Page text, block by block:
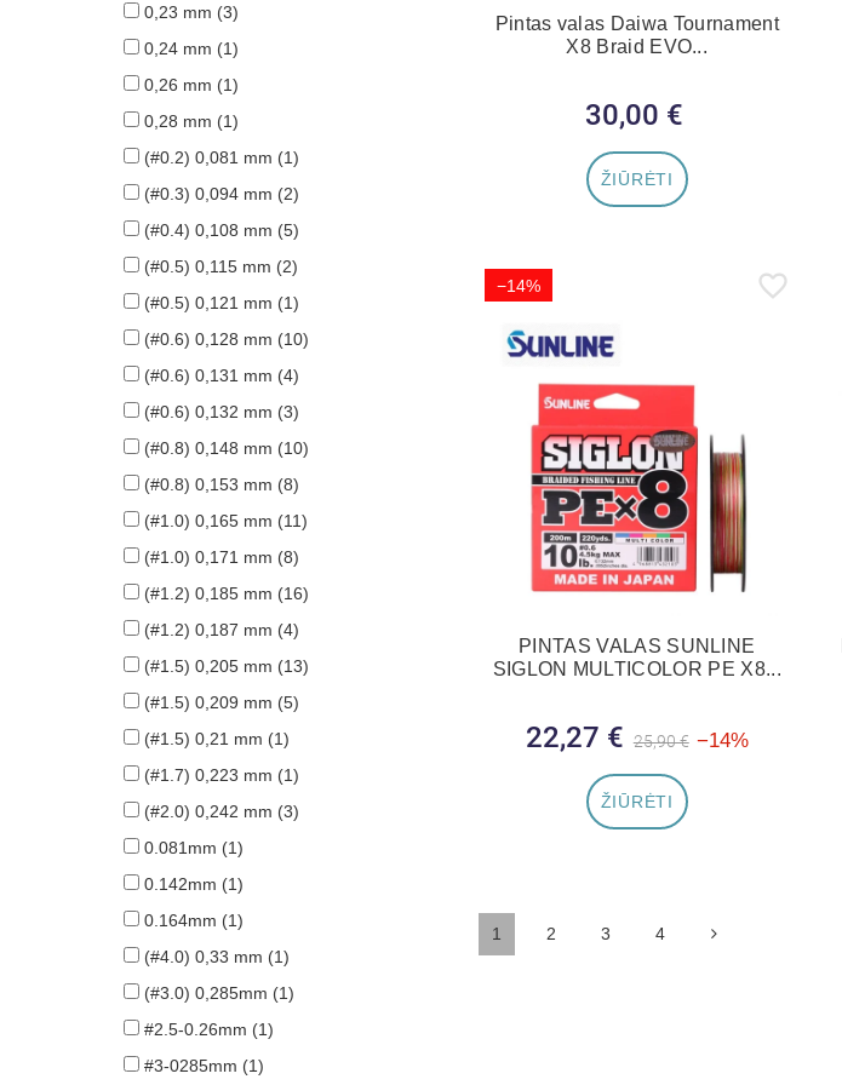
Pintas valas Daiwa Tournament
X8 Braid EVO...
Kaina
30,00 €
ŽIŪRĖTI
−14%
PINTAS VALAS SUNLINE
SIGLON MULTICOLOR PE X8...
Bazinė kaina
25,90 € −14%
22,27 €
ŽIŪRĖTI
1 2 3 4
0,23 mm (3)
0,24 mm (1)
0,26 mm (1)
0,28 mm (1)
(#0.2) 0,081 mm (1)
(#0.3) 0,094 mm (2)
(#0.4) 0,108 mm (5)
(#0.5) 0,115 mm (2)
(#0.5) 0,121 mm (1)
(#0.6) 0,128 mm (10)
(#0.6) 0,131 mm (4)
(#0.6) 0,132 mm (3)
(#0.8) 0,148 mm (10)
(#0.8) 0,153 mm (8)
(#1.0) 0,165 mm (11)
(#1.0) 0,171 mm (8)
(#1.2) 0,185 mm (16)
(#1.2) 0,187 mm (4)
(#1.5) 0,205 mm (13)
(#1.5) 0,209 mm (5)
(#1.5) 0,21 mm (1)
(#1.7) 0,223 mm (1)
(#2.0) 0,242 mm (3)
0.081mm (1)
0.142mm (1)
0.164mm (1)
(#4.0) 0,33 mm (1)
(#3.0) 0,285mm (1)
#2.5-0.26mm (1)
#3-0285mm (1)